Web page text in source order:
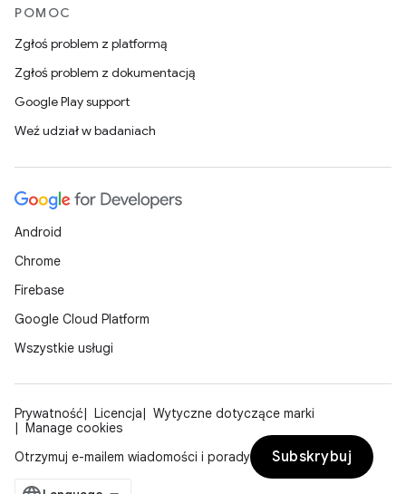
POMOC
Zgłoś problem z platformą
Zgłoś problem z dokumentacją
Google Play support
Weź udział w badaniach
Android
Chrome
Firebase
Google Cloud Platform
Wszystkie usługi
Prywatność Licencja
Wytyczne dotyczące marki
Manage cookies
Otrzymuj e-mailem wiadomości i porady
Subskrybuj